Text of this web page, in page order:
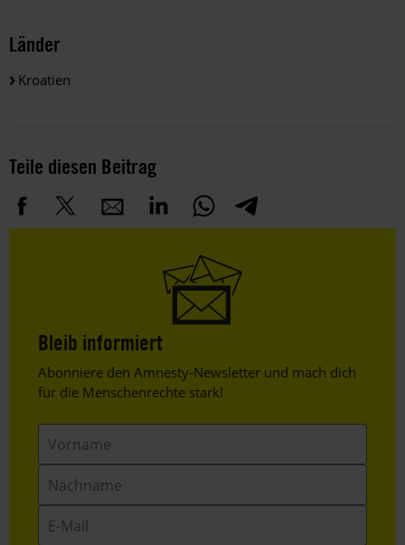
Länder
Kroatien
Teile diesen Beitrag
Bleib informiert
Header
Text
Abonniere den Amnesty-Newsletter und mach dich
für die Menschenrechte stark!
Mail